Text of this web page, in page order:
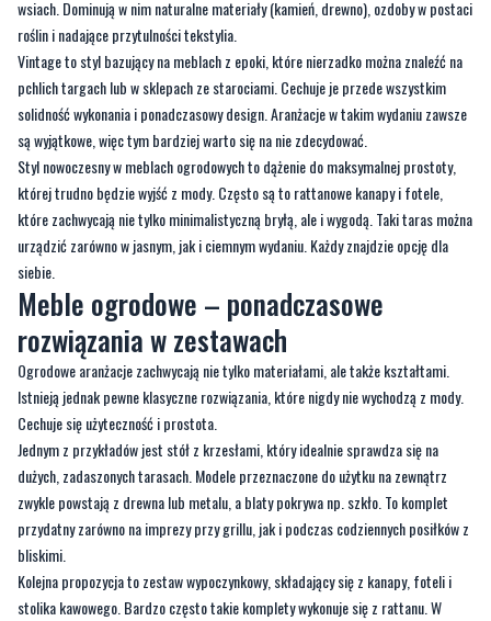
wsiach. Dominują w nim naturalne materiały (kamień, drewno), ozdoby w postaci
roślin i nadające przytulności tekstylia.
Vintage to styl bazujący na meblach z epoki, które nierzadko można znaleźć na
pchlich targach lub w sklepach ze starociami. Cechuje je przede wszystkim
solidność wykonania i ponadczasowy design. Aranżacje w takim wydaniu zawsze
są wyjątkowe, więc tym bardziej warto się na nie zdecydować.
Styl nowoczesny w meblach ogrodowych to dążenie do maksymalnej prostoty,
której trudno będzie wyjść z mody. Często są to rattanowe kanapy i fotele,
które zachwycają nie tylko minimalistyczną bryłą, ale i wygodą. Taki taras można
urządzić zarówno w jasnym, jak i ciemnym wydaniu. Każdy znajdzie opcję dla
siebie.
Meble ogrodowe – ponadczasowe
rozwiązania w zestawach
Ogrodowe aranżacje zachwycają nie tylko materiałami, ale także kształtami.
Istnieją jednak pewne klasyczne rozwiązania, które nigdy nie wychodzą z mody.
Cechuje się użyteczność i prostota.
Jednym z przykładów jest stół z krzesłami, który idealnie sprawdza się na
dużych, zadaszonych tarasach. Modele przeznaczone do użytku na zewnątrz
zwykle powstają z drewna lub metalu, a blaty pokrywa np. szkło. To komplet
przydatny zarówno na imprezy przy grillu, jak i podczas codziennych posiłków z
bliskimi.
Kolejna propozycja to zestaw wypoczynkowy, składający się z kanapy, foteli i
stolika kawowego. Bardzo często takie komplety wykonuje się z rattanu. W